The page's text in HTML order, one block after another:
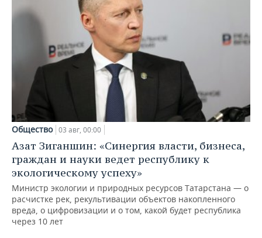
Общество 03 авг, 00:00
Азат Зиганшин: «Синергия власти, бизнеса,
граждан и науки ведет республику к
экологическому успеху»
Министр экологии и природных ресурсов Татарстана — о
расчистке рек, рекультивации объектов накопленного
вреда, о цифровизации и о том, какой будет республика
через 10 лет